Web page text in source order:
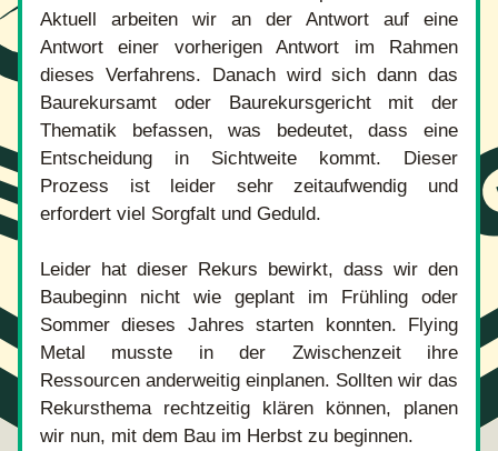
Aktuell arbeiten wir an der Antwort auf eine
Antwort einer vorherigen Antwort im Rahmen
dieses Verfahrens. Danach wird sich dann das
Baurekursamt oder Baurekursgericht mit der
Thematik befassen, was bedeutet, dass eine
Entscheidung in Sichtweite kommt. Dieser
Prozess ist leider sehr zeitaufwendig und
erfordert viel Sorgfalt und Geduld.
Leider hat dieser Rekurs bewirkt, dass wir den
Baubeginn nicht wie geplant im Frühling oder
Sommer dieses Jahres starten konnten. Flying
Metal musste in der Zwischenzeit ihre
Ressourcen anderweitig einplanen. Sollten wir das
Rekursthema rechtzeitig klären können, planen
wir nun, mit dem Bau im Herbst zu beginnen.